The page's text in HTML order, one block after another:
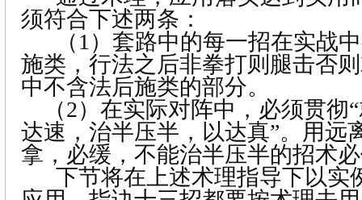
须符合下述两条：
（1） 套路中的每一招在实战
施类，行法之后非拳打则腿击否
中不含法后施类的部分。
（2）在实际对阵中，必须贯彻
达速，治半压半，以达真”。用远
拿，必缓，不能治半压半的招术
下节将在上述术理指导下以实